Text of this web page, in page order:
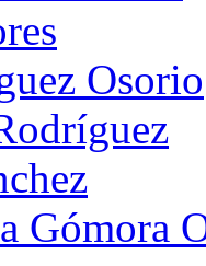
Osorio
Gómora